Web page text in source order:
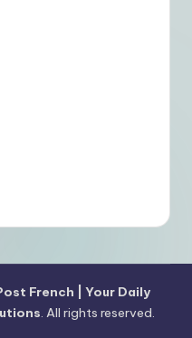
French | Your Daily
. All rights reserved.